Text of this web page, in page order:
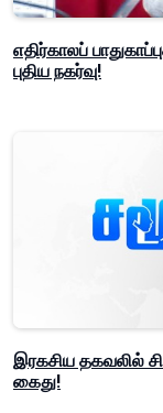
எதிர்காலப்
புதிய நகர்வு!
இரகசிய தகவலில்
கைது!